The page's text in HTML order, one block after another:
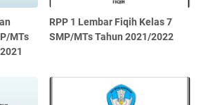
MTs
RPP 1 Lembar Fiqih Kelas 7
SMP/MTs Tahun 2021/2022